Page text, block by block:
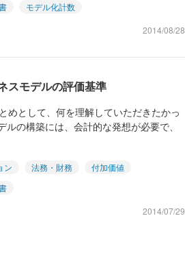
モデル化計数
2014/08/28
スモデルの評価基準
めとして、何を理解していただきたかっ
の構築には、会計的な発想が必要で、
ン 法務・財務
付加価値
2014/07/29